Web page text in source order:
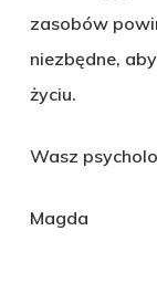
zasobów
niezbędne,
życiu.
Wasz
Magda